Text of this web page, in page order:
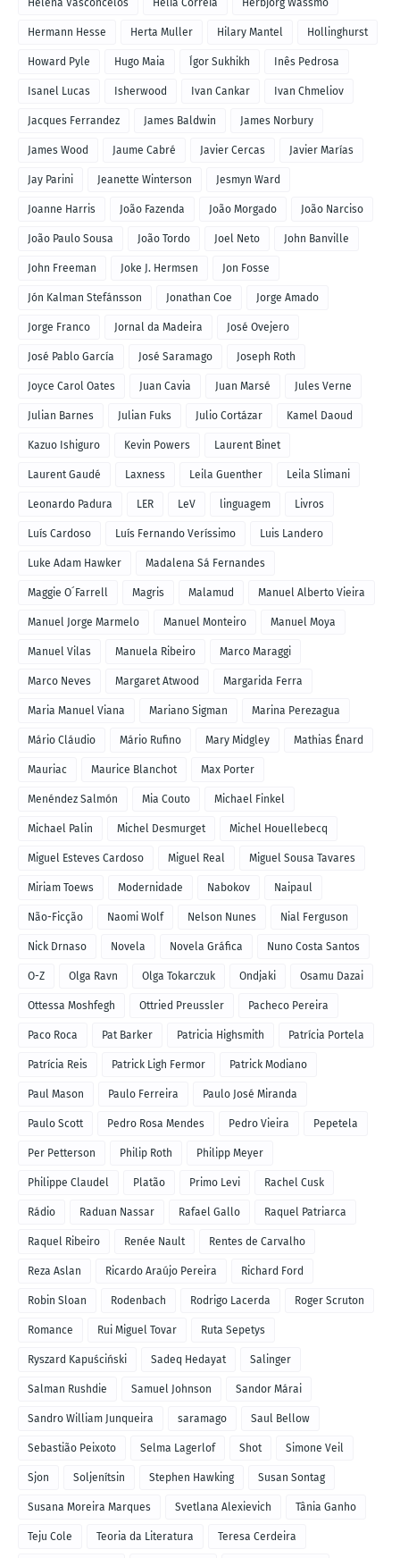
Helena Vasconcelos Hélia Correia Herbjorg Wassmo
Hermann Hesse Herta Muller Hilary Mantel Hollinghurst
Howard Pyle Hugo Maia Ígor Sukhikh Inês Pedrosa
Isanel Lucas Isherwood Ivan Cankar Ivan Chmeliov
Jacques Ferrandez James Baldwin James Norbury
James Wood Jaume Cabré Javier Cercas Javier Marías
Jay Parini Jeanette Winterson Jesmyn Ward
Joanne Harris João Fazenda João Morgado João Narciso
João Paulo Sousa João Tordo Joel Neto John Banville
John Freeman Joke J. Hermsen Jon Fosse
Jón Kalman Stefánsson Jonathan Coe Jorge Amado
Jorge Franco Jornal da Madeira José Ovejero
José Pablo García José Saramago Joseph Roth
Joyce Carol Oates Juan Cavia Juan Marsé Jules Verne
Julian Barnes Julian Fuks Julio Cortázar Kamel Daoud
Kazuo Ishiguro Kevin Powers Laurent Binet
Laurent Gaudé Laxness Leila Guenther Leila Slimani
Leonardo Padura LER LeV linguagem Livros
Luís Cardoso Luís Fernando Veríssimo Luis Landero
Luke Adam Hawker Madalena Sá Fernandes
Maggie O´Farrell Magris Malamud Manuel Alberto Vieira
Manuel Jorge Marmelo Manuel Monteiro Manuel Moya
Manuel Vilas Manuela Ribeiro Marco Maraggi
Marco Neves Margaret Atwood Margarida Ferra
Maria Manuel Viana Mariano Sigman Marina Perezagua
Mário Cláudio Mário Rufino Mary Midgley Mathias Énard
Mauriac Maurice Blanchot Max Porter
Menéndez Salmón Mia Couto Michael Finkel
Michael Palin Michel Desmurget Michel Houellebecq
Miguel Esteves Cardoso Miguel Real Miguel Sousa Tavares
Miriam Toews Modernidade Nabokov Naipaul
Não-Ficção Naomi Wolf Nelson Nunes Nial Ferguson
Nick Drnaso Novela Novela Gráfica Nuno Costa Santos
O-Z Olga Ravn Olga Tokarczuk Ondjaki Osamu Dazai
Ottessa Moshfegh Ottried Preussler Pacheco Pereira
Paco Roca Pat Barker Patricia Highsmith Patrícia Portela
Patrícia Reis Patrick Ligh Fermor Patrick Modiano
Paul Mason Paulo Ferreira Paulo José Miranda
Paulo Scott Pedro Rosa Mendes Pedro Vieira Pepetela
Per Petterson Philip Roth Philipp Meyer
Philippe Claudel Platão Primo Levi Rachel Cusk
Rádio Raduan Nassar Rafael Gallo Raquel Patriarca
Raquel Ribeiro Renée Nault Rentes de Carvalho
Reza Aslan Ricardo Araújo Pereira Richard Ford
Robin Sloan Rodenbach Rodrigo Lacerda Roger Scruton
Romance Rui Miguel Tovar Ruta Sepetys
Ryszard Kapuściński Sadeq Hedayat Salinger
Salman Rushdie Samuel Johnson Sandor Márai
Sandro William Junqueira saramago Saul Bellow
Sebastião Peixoto Selma Lagerlof Shot Simone Veil
Sjon Soljenítsin Stephen Hawking Susan Sontag
Susana Moreira Marques Svetlana Alexievich Tânia Ganho
Teju Cole Teoria da Literatura Teresa Cerdeira